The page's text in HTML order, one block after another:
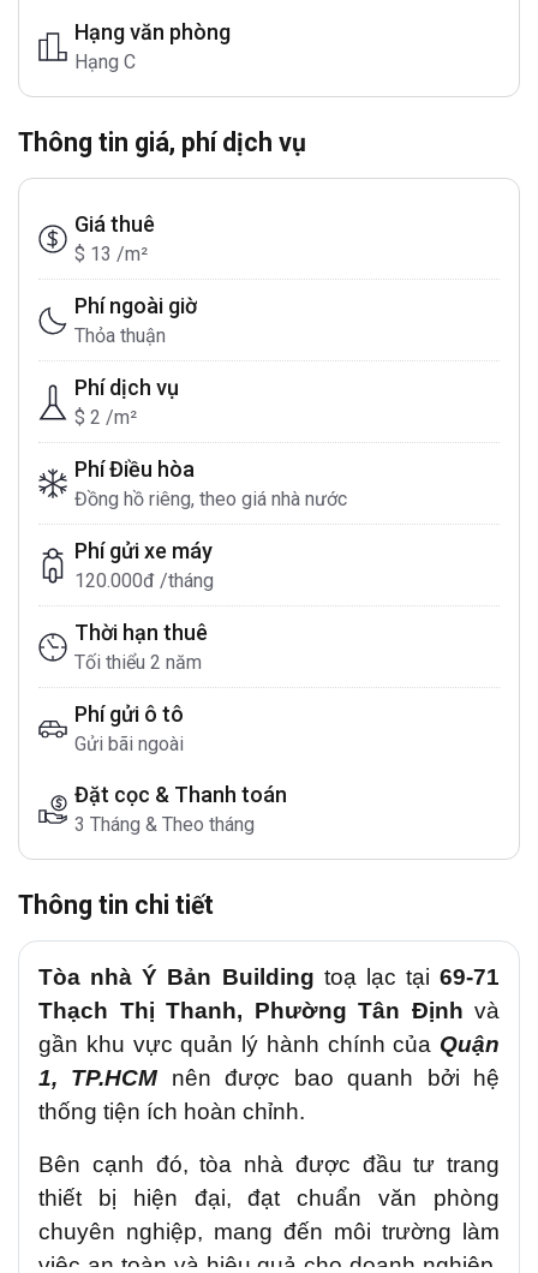
Hạng văn phòng
Hạng C
Thông tin giá, phí dịch vụ
Giá thuê
$ 13 /m²
Phí ngoài giờ
Thỏa thuận
Phí dịch vụ
$ 2 /m²
Phí Điều hòa
Đồng hồ riêng, theo giá nhà nước
Phí gửi xe máy
120.000đ /tháng
Thời hạn thuê
Tối thiểu 2 năm
Phí gửi ô tô
Gửi bãi ngoài
Đặt cọc & Thanh toán
3 Tháng & Theo tháng
Thông tin chi tiết
Tòa nhà Ý Bản Building toạ lạc tại 69-71
Thạch Thị Thanh, Phường Tân Định và
gần khu vực quản lý hành chính của Quận
1, TP.HCM nên được bao quanh bởi hệ
thống tiện ích hoàn chỉnh.
Bên cạnh đó, tòa nhà được đầu tư trang
thiết bị hiện đại, đạt chuẩn văn phòng
chuyên nghiệp, mang đến môi trường làm
việc an toàn và hiệu quả cho doanh nghiệp